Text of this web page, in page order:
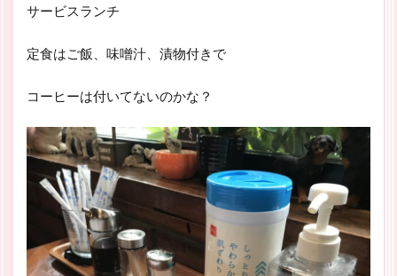
サービスランチ
定食はご飯、味噌汁、漬物付きで
コーヒーは付いてないのかな？